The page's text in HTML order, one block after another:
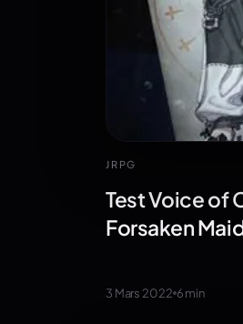
JRPG
Test Voice of
Forsaken
3 Mars 2022 6min